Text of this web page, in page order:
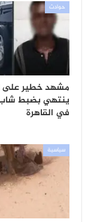
حوادث
مشهد خطير على
ينتهي بضبط
في القاهرة
سياسية